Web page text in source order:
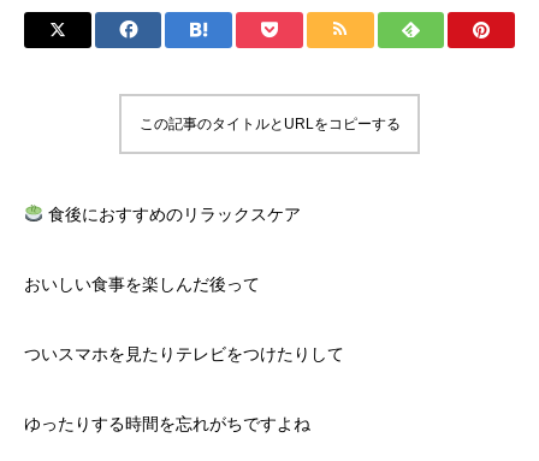
この記事のタイトルとURLをコピーする
食後におすすめのリラックスケア
おいしい食事を楽しんだ後って
ついスマホを見たりテレビをつけたりして
ゆったりする時間を忘れがちですよね